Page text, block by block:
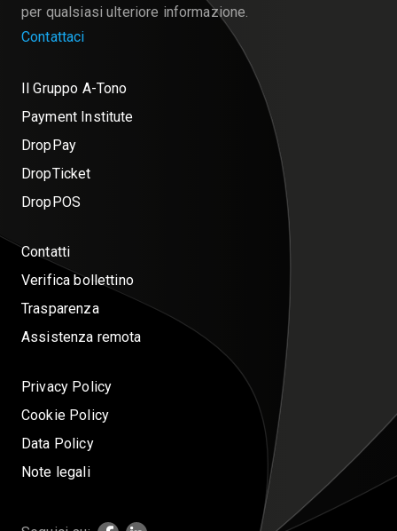
per qualsiasi ulteriore informazione.
Contattaci
Il Gruppo A-Tono
Payment Institute
DropPay
DropTicket
DropPOS
Contatti
Verifica bollettino
Trasparenza
Assistenza remota
Privacy Policy
Cookie Policy
Data Policy
Note legali